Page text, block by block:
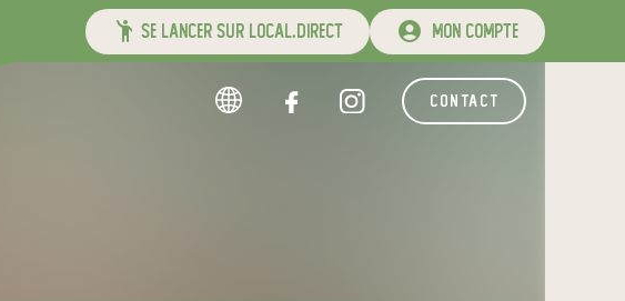
se lancer sur local.direct mon compte
contact